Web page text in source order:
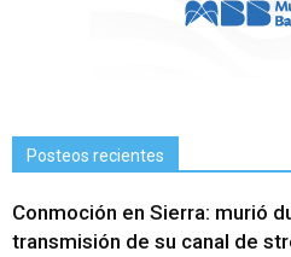
Posteos recientes
Conmoción en Sierra: murió
transmisión de su canal de